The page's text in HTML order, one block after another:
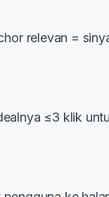
relevan =
≤3 klik